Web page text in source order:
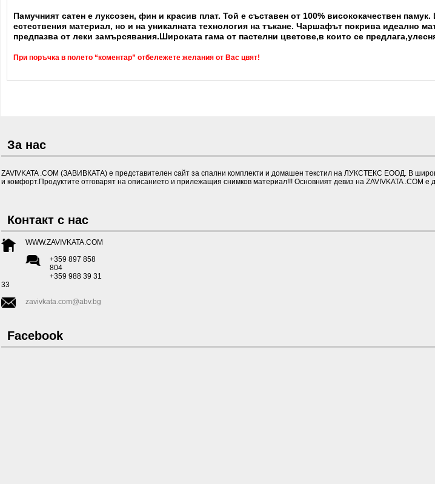
Памучният сатен е луксозен, фин и красив плат. Той е съставен от 100% висококачествен
естествения материал, но и на уникалната технология на тъкане. Чаршафът покрива идеално
предпазва от леки замърсявания.Широката гама от пастелни цветове,в които се
При поръчка в полето “коментар” отбележете желания от Вас цвят!
За нас
ZAVIVKATA .COM (ЗАВИВКАТА) е представителен сайт за спални комплекти и домашен текстил на ЛУКСТЕКС ЕООД. В
и комфорт.Продуктите отговарят на описанието и прилежащия снимков материал!!! Основният девиз на ZAVIVKATA .COM
Контакт с нас
WWW.ZAVIVKATA.COM
+359 897 858
804
+359 988 39 31
33
zavivkata.com@abv.bg
Facebook